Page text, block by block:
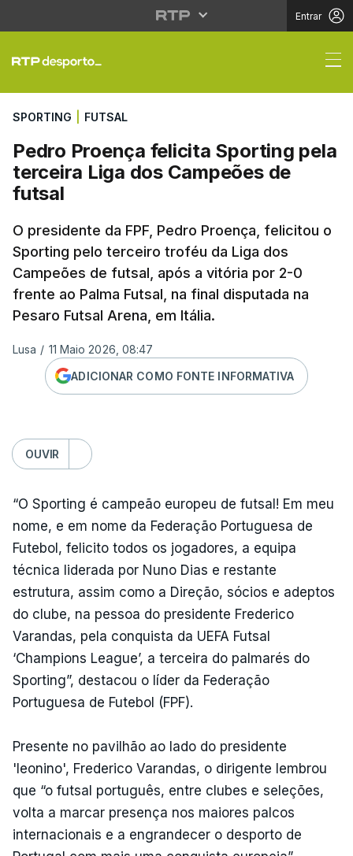
Entrar
Pedro Proença
SPORTING FUTSAL
Pedro Proença felicita Sporting pela
terceira Liga dos Campeões de
futsal
O presidente da FPF, Pedro Proença, felicitou o
Sporting pelo terceiro troféu da Liga dos
Campeões de futsal, após a vitória por 2-0
frente ao Palma Futsal, na final disputada na
Pesaro Futsal Arena, em Itália.
Lusa / 11 Maio 2026, 08:47
ADICIONAR COMO FONTE INFORMATIVA
OUVIR
“O Sporting é campeão europeu de futsal! Em meu
nome, e em nome da Federação Portuguesa de
Futebol, felicito todos os jogadores, a equipa
técnica liderada por Nuno Dias e restante
estrutura, assim como a Direção, sócios e adeptos
do clube, na pessoa do presidente Frederico
Varandas, pela conquista da UEFA Futsal
‘Champions League’, a terceira do palmarés do
Sporting”, destacou o líder da Federação
Portuguesa de Futebol (FPF).
Presente no pavilhão ao lado do presidente
'leonino', Frederico Varandas, o dirigente lembrou
que “o futsal português, entre clubes e seleções,
volta a marcar presença nos maiores palcos
internacionais e a engrandecer o desporto de